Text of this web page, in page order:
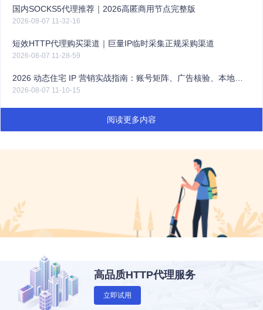
国内SOCKS5代理推荐｜2026高匿商用节点完整版
2026-08-07 11-32-16
短效HTTP代理购买渠道｜巨量IP临时采集正规采购渠道
2026-08-07 11-28-59
2026-08-07 11-10-15
阅读更多内容
高品质HTTP代理服务
立即试用